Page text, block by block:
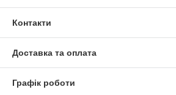
Контакти
Доставка та оплата
Графік роботи